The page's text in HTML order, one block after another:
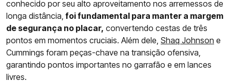
conhecido por seu alto aproveitamento nos arremessos de
longa distância, foi fundamental para manter a margem
de segurança no placar, convertendo cestas de três
pontos em momentos cruciais. Além dele, Shaq Johnson e
Cummings foram peças-chave na transição ofensiva,
garantindo pontos importantes no garrafão e em lances
livres.